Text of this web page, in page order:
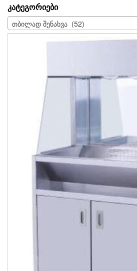
ᲙᲐᲢᲔᲒᲝᲠᲘᲔᲑᲘ
თბილად შენახვა (52)